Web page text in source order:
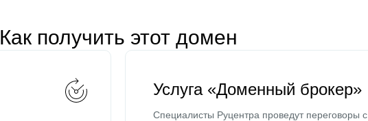
Как получить этот домен
Услуга «Доменный брокер»
Специалисты Руцентра проведут переговоры с